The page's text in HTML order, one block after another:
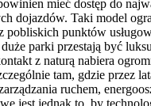
mieć dostęp do
dojazdów. Taki model
punktów
parki przestają być
z naturą nabiera
tam, gdzie przez
ruchem,
jest jednak to, by